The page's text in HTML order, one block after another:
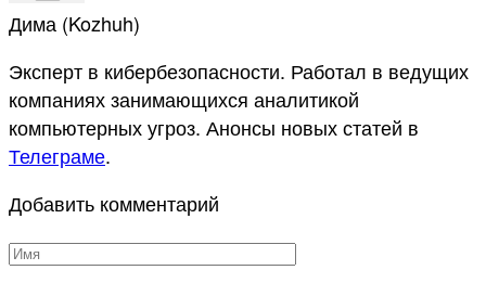
Дима (Kozhuh)
Эксперт в кибербезопасности. Работал в ведущих
компаниях занимающихся аналитикой
компьютерных угроз. Анонсы новых статей в
Телеграме.
Добавить комментарий
Имя